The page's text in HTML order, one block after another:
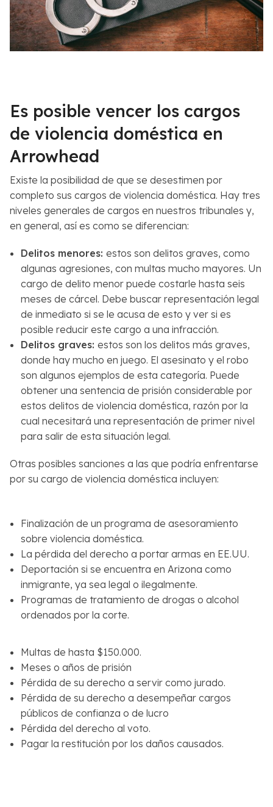
Es posible vencer los cargos
de violencia doméstica en
Arrowhead
Existe la posibilidad de que se desestimen por
completo sus cargos de violencia doméstica. Hay tres
niveles generales de cargos en nuestros tribunales y,
en general, así es como se diferencian:
Delitos menores: estos son delitos graves, como
algunas agresiones, con multas mucho mayores. Un
cargo de delito menor puede costarle hasta seis
meses de cárcel. Debe buscar representación legal
de inmediato si se le acusa de esto y ver si es
posible reducir este cargo a una infracción.
Delitos graves: estos son los delitos más graves,
donde hay mucho en juego. El asesinato y el robo
son algunos ejemplos de esta categoría. Puede
obtener una sentencia de prisión considerable por
estos delitos de violencia doméstica, razón por la
cual necesitará una representación de primer nivel
para salir de esta situación legal.
Otras posibles sanciones a las que podría enfrentarse
por su cargo de violencia doméstica incluyen:
Finalización de un programa de asesoramiento
sobre violencia doméstica.
La pérdida del derecho a portar armas en EE.UU.
Deportación si se encuentra en Arizona como
inmigrante, ya sea legal o ilegalmente.
Programas de tratamiento de drogas o alcohol
ordenados por la corte.
Multas de hasta $150.000.
Meses o años de prisión
Pérdida de su derecho a servir como jurado.
Pérdida de su derecho a desempeñar cargos
públicos de confianza o de lucro
Pérdida del derecho al voto.
Pagar la restitución por los daños causados.